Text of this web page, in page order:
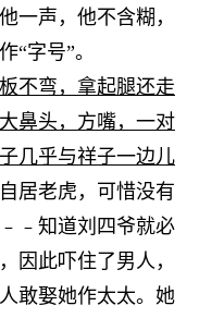
一声，他不含糊，
“字号”。
不弯，拿起腿还走
鼻头，方嘴，一对
几乎与祥子一边儿
居老虎，可惜没有
知道刘四爷就必
因此吓住了男人，
敢娶她作太太。她